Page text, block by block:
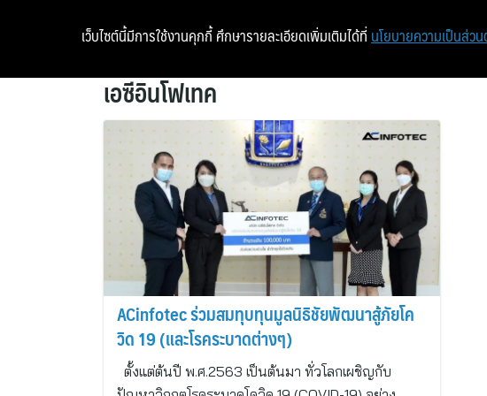
เอซีอินโฟเทค
ACinfotec ร่วมสมทุบทุนมูลนิธิชัยพัฒนาสู้ภัยโค
วิด 19 (และโรคระบาดต่างๆ)
ตั้งแต่ต้นปี พ.ศ.2563 เป็นต้นมา ทั่วโลกเผชิญกับ
เว็บไซต์นี้มีการใช้งานคุกกี้ ศึกษารายละเอียดเพิ่มเติมได้ที่ นโยบายความเป็นส่วน